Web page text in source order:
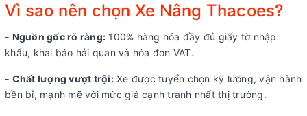
Vì sao nên chọn Xe Nâng Thacoes?
- Nguồn gốc rõ ràng: 100% hàng hóa đầy đủ giấy tờ nhập
khẩu, khai báo hải quan và hóa đơn VAT.
- Chất lượng vượt trội:Xe được tuyển chọn kỹ lưỡng, vận hành
bền bỉ, mạnh mẽ với mức giá cạnh tranh nhất thị trường.